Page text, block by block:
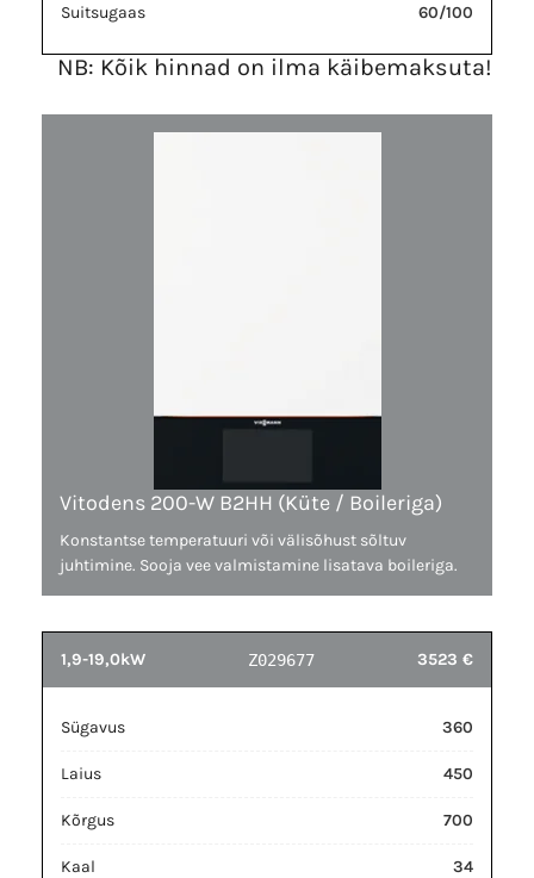
Suitsugaas 60/100
NB: Kõik hinnad on ilma käibemaksuta!
Vitodens 200-W B2HH (Küte / Boileriga)
Konstantse temperatuuri või välisõhust sõltuv
juhtimine. Sooja vee valmistamine lisatava boileriga.
1,9-19,0kW Z029677 3523 €
Sügavus 360
Laius 450
Kõrgus 700
Kaal 34